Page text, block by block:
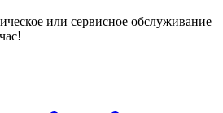
или сервисное обслуживание